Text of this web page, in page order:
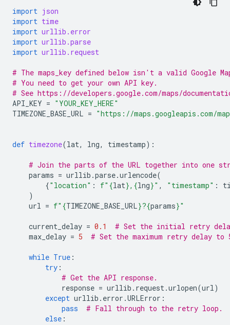
import json
import time
import urllib.error
import urllib.parse
import urllib.request
# The maps_key defined below isn't a valid Google
# You need to get your own API key.
# See https://developers.google.com/maps/
API_KEY = "YOUR_KEY_HERE"
TIMEZONE_BASE_URL = "https://maps.googleapis.com/
def timezone(lat, lng, timestamp):
# Join the parts of the URL together into one
params = urllib .parse.urlencode(
{"location" : f" {lat}, {lng}" , "timestamp" :
)
url = f" {TIMEZONE_BASE_URL}?{params}"
current_delay = 0.1
# Set the initial retry
max_delay = 5 # Set the maximum retry delay to
while True :
try :
# Get the API response.
response = urllib . request.urlopen(url)
except urllib . error .URLError :
pass
# Fall through to the retry loop.
else :